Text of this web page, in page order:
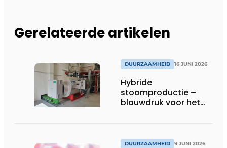
Gerelateerde artikelen
DUURZAAMHEID 16 JUNI 2026
Hybride
stoomproductie –
blauwdruk voor het
DUURZAAMHEID 9 JUNI 2026